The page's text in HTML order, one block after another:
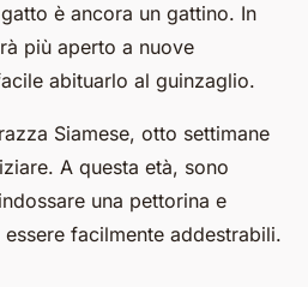
è ancora un gattino. In
più aperto a nuove
abituarlo al guinzaglio.
Siamese, otto settimane
A questa età, sono
una pettorina e
facilmente addestrabili.